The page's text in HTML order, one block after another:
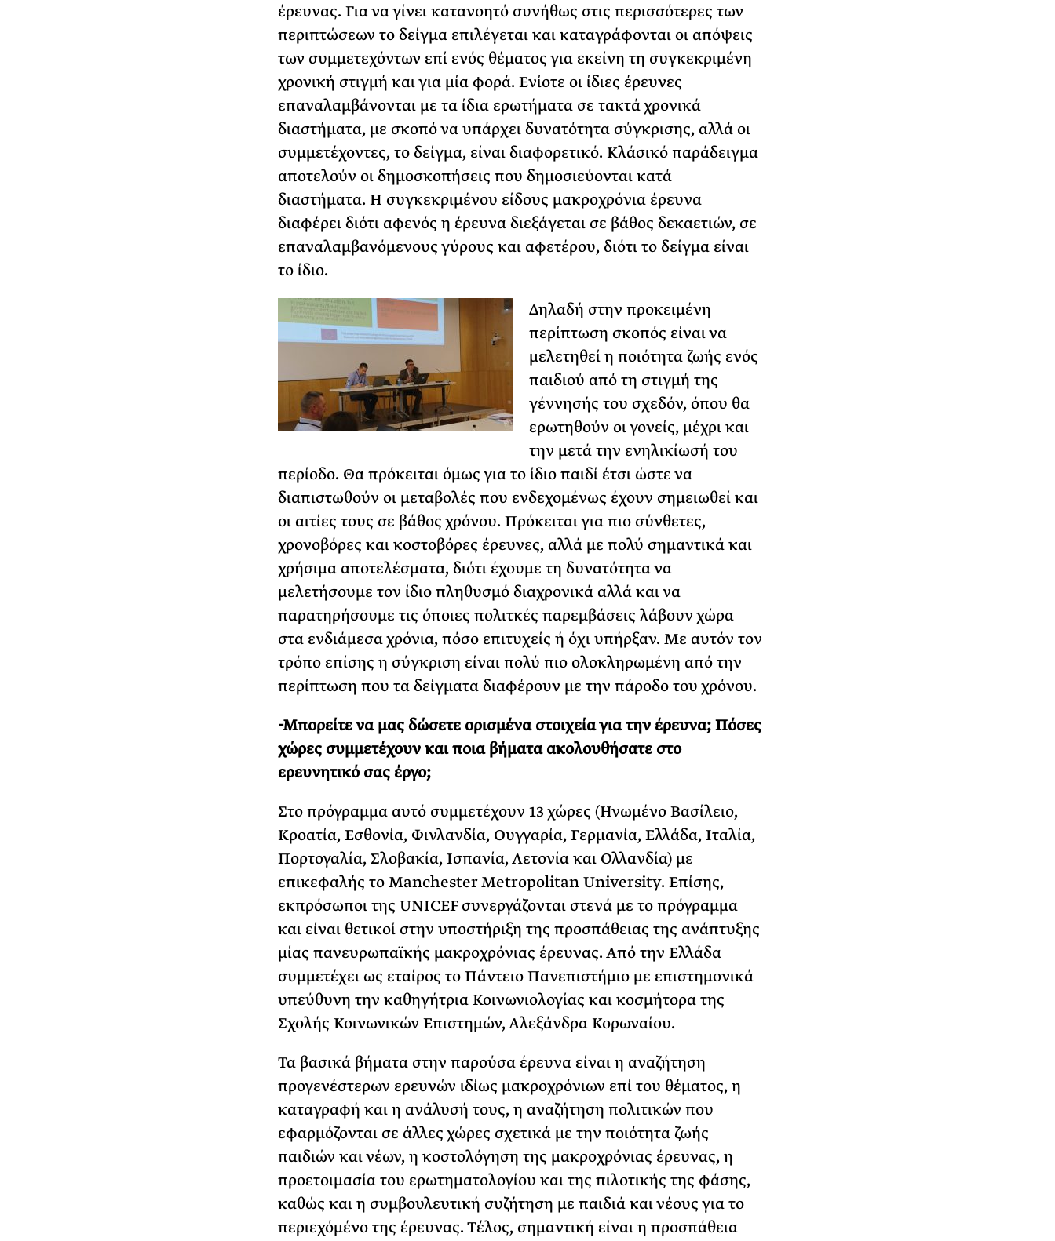
έρευνας. Για να γίνει κατανοητό συνήθως στις περισσότερες των
περιπτώσεων το δείγμα επιλέγεται και καταγράφονται οι απόψεις
των συμμετεχόντων επί ενός θέματος για εκείνη τη συγκεκριμένη
χρονική στιγμή και για μία φορά. Ενίοτε οι ίδιες έρευνες
επαναλαμβάνονται με τα ίδια ερωτήματα σε τακτά χρονικά
διαστήματα, με σκοπό να υπάρχει δυνατότητα σύγκρισης, αλλά οι
συμμετέχοντες, το δείγμα, είναι διαφορετικό. Κλάσικό παράδειγμα
αποτελούν οι δημοσκοπήσεις που δημοσιεύονται κατά
διαστήματα. Η συγκεκριμένου είδους μακροχρόνια έρευνα
διαφέρει διότι αφενός η έρευνα διεξάγεται σε βάθος δεκαετιών, σε
επαναλαμβανόμενους γύρους και αφετέρου, διότι το δείγμα είναι
το ίδιο.
Δηλαδή στην προκειμένη
περίπτωση σκοπός είναι να
μελετηθεί η ποιότητα ζωής ενός
παιδιού από τη στιγμή της
γέννησής του σχεδόν, όπου θα
ερωτηθούν οι γονείς, μέχρι και
την μετά την ενηλικίωσή του
περίοδο. Θα πρόκειται όμως για το ίδιο παιδί έτσι ώστε να
διαπιστωθούν οι μεταβολές που ενδεχομένως έχουν σημειωθεί και
οι αιτίες τους σε βάθος χρόνου. Πρόκειται για πιο σύνθετες,
χρονοβόρες και κοστοβόρες έρευνες, αλλά με πολύ σημαντικά και
χρήσιμα αποτελέσματα, διότι έχουμε τη δυνατότητα να
μελετήσουμε τον ίδιο πληθυσμό διαχρονικά αλλά και να
παρατηρήσουμε τις όποιες πολιτκές παρεμβάσεις λάβουν χώρα
στα ενδιάμεσα χρόνια, πόσο επιτυχείς ή όχι υπήρξαν. Με αυτόν τον
τρόπο επίσης η σύγκριση είναι πολύ πιο ολοκληρωμένη από την
περίπτωση που τα δείγματα διαφέρουν με την πάροδο του χρόνου.
-Μπορείτε να μας δώσετε ορισμένα στοιχεία για την έρευνα; Πόσες
χώρες συμμετέχουν και ποια βήματα ακολουθήσατε στο
ερευνητικό σας έργο;
Στο πρόγραμμα αυτό συμμετέχουν 13 χώρες (Ηνωμένο Βασίλειο,
Κροατία, Εσθονία, Φινλανδία, Ουγγαρία, Γερμανία, Ελλάδα, Ιταλία,
Πορτογαλία, Σλοβακία, Ισπανία, Λετονία και Ολλανδία) με
επικεφαλής το Manchester Metropolitan University. Επίσης,
εκπρόσωποι της UNICEF συνεργάζονται στενά με το πρόγραμμα
και είναι θετικοί στην υποστήριξη της προσπάθειας της ανάπτυξης
μίας πανευρωπαϊκής μακροχρόνιας έρευνας. Από την Ελλάδα
συμμετέχει ως εταίρος το Πάντειο Πανεπιστήμιο με επιστημονικά
υπεύθυνη την καθηγήτρια Κοινωνιολογίας και κοσμήτορα της
Σχολής Κοινωνικών Επιστημών, Αλεξάνδρα Κορωναίου.
Τα βασικά βήματα στην παρούσα έρευνα είναι η αναζήτηση
προγενέστερων ερευνών ιδίως μακροχρόνιων επί του θέματος, η
καταγραφή και η ανάλυσή τους, η αναζήτηση πολιτικών που
εφαρμόζονται σε άλλες χώρες σχετικά με την ποιότητα ζωής
παιδιών και νέων, η κοστολόγηση της μακροχρόνιας έρευνας, η
προετοιμασία του ερωτηματολογίου και της πιλοτικής της φάσης,
καθώς και η συμβουλευτική συζήτηση με παιδιά και νέους για το
περιεχόμένο της έρευνας. Τέλος, σημαντική είναι η προσπάθεια